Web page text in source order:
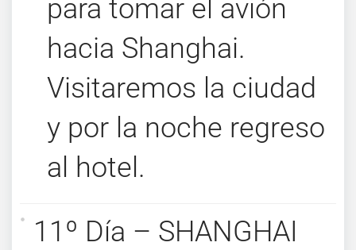
para tomar el avión
hacia Shanghai.
Visitaremos la ciudad
y por la noche regreso
al hotel.
11º Día – SHANGHAI